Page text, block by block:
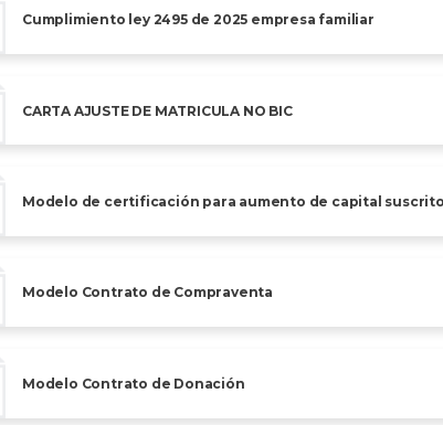
Cumplimiento ley 2495 de 2025 empresa familiar
CARTA AJUSTE DE MATRICULA NO BIC
Modelo de certificación para aumento de capital
Modelo Contrato de Compraventa
Modelo Contrato de Donación